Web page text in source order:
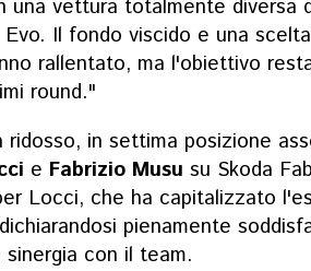
una vettura totalmente diversa
Il fondo viscido e una
rallentato, ma l'obiettivo
round."
ridosso, in settima posizione
e Fabrizio Musu su Skoda
Locci, che ha capitalizzato
pienamente
con il team.